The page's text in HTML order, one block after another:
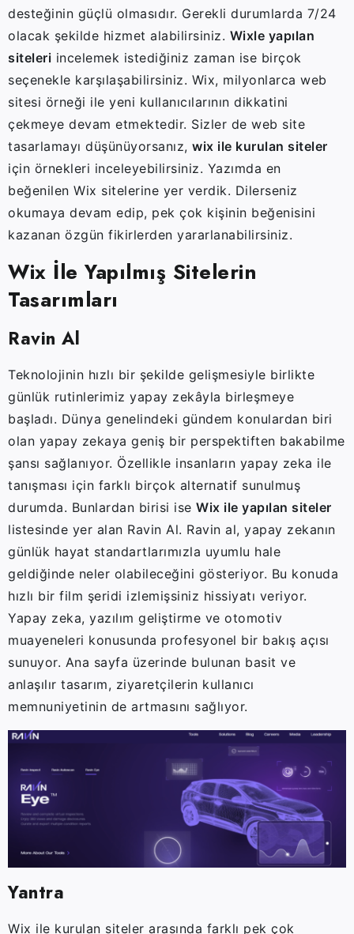
desteğinin güçlü olmasıdır. Gerekli durumlarda 7/24
olacak şekilde hizmet alabilirsiniz. Wixle yapılan
siteleri incelemek istediğiniz zaman ise birçok
seçenekle karşılaşabilirsiniz. Wix, milyonlarca web
sitesi örneği ile yeni kullanıcılarının dikkatini
çekmeye devam etmektedir. Sizler de web site
tasarlamayı düşünüyorsanız, wix ile kurulan siteler
için örnekleri inceleyebilirsiniz. Yazımda en
beğenilen Wix sitelerine yer verdik. Dilerseniz
okumaya devam edip, pek çok kişinin beğenisini
kazanan özgün fikirlerden yararlanabilirsiniz.
Wix İle Yapılmış Sitelerin
Tasarımları
Ravin Al
Teknolojinin hızlı bir şekilde gelişmesiyle birlikte
günlük rutinlerimiz yapay zekâyla birleşmeye
başladı. Dünya genelindeki gündem konulardan biri
olan yapay zekaya geniş bir perspektiften bakabilme
şansı sağlanıyor. Özellikle insanların yapay zeka ile
tanışması için farklı birçok alternatif sunulmuş
durumda. Bunlardan birisi ise Wix ile yapılan siteler
listesinde yer alan Ravin Al. Ravin al, yapay zekanın
günlük hayat standartlarımızla uyumlu hale
geldiğinde neler olabileceğini gösteriyor. Bu konuda
hızlı bir film şeridi izlemişsiniz hissiyatı veriyor.
Yapay zeka, yazılım geliştirme ve otomotiv
muayeneleri konusunda profesyonel bir bakış açısı
sunuyor. Ana sayfa üzerinde bulunan basit ve
anlaşılır tasarım, ziyaretçilerin kullanıcı
memnuniyetinin de artmasını sağlıyor.
Yantra
Wix ile kurulan siteler arasında farklı pek çok